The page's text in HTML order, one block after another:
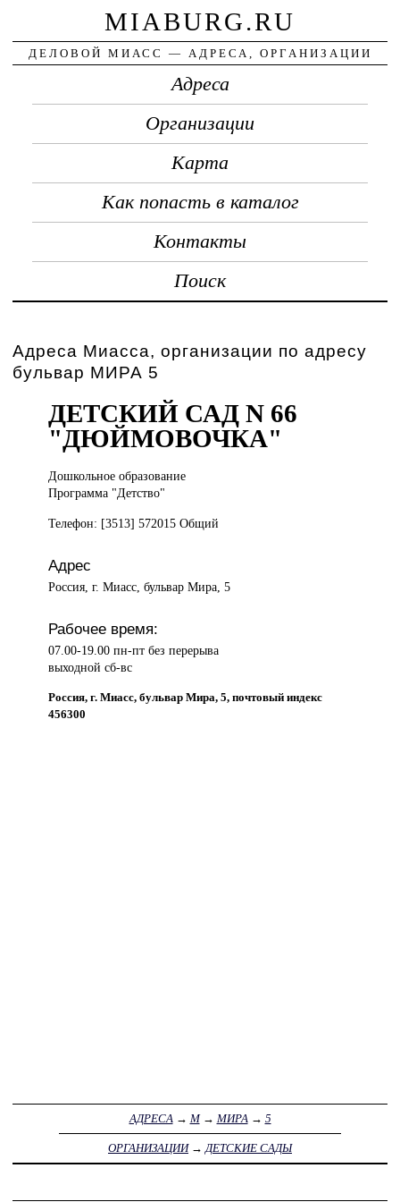
MIABURG.RU
ДЕЛОВОЙ МИАСС — АДРЕСА, ОРГАНИЗАЦИИ
Адреса
Организации
Карта
Как попасть в каталог
Контакты
Поиск
Адреса Миасса, организации по адресу
бульвар МИРА 5
ДЕТСКИЙ САД N 66
"ДЮЙМОВОЧКА"
Дошкольное образование
Программа "Детство"
Телефон: [3513] 572015 Общий
Адрес
Россия, г. Миасс, бульвар Мира, 5
Рабочее время:
07.00-19.00 пн-пт без перерыва
выходной сб-вс
Россия, г. Миасс, бульвар Мира, 5, почтовый индекс
456300
АДРЕСА→ М→ МИРА→ 5
ОРГАНИЗАЦИИ→ДЕТСКИЕ САДЫ